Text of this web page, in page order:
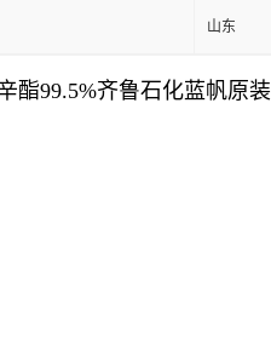
山东
酯99.5%齐鲁石化蓝帆原装